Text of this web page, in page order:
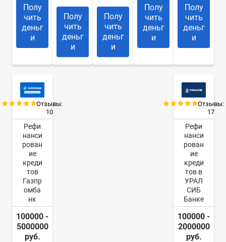
Полу
чить
деньг
и
Полу
чить
деньг
и
Полу
чить
деньг
и
Полу
чить
деньг
и
Полу
чить
деньг
и
Отзывы:
10
Рефи
нанси
рован
ие
креди
тов
Газпр
омба
нк
100000 -
5000000
руб.
Отзывы:
17
Рефи
нанси
рован
ие
креди
тов в
УРАЛ
СИБ
Банке
100000 -
2000000
руб.